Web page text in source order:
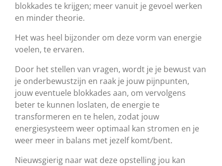
blokkades te krijgen; meer vanuit je gevoel werken
en minder theorie.
Het was heel bijzonder om deze vorm van energie
voelen, te ervaren.
Door het stellen van vragen, wordt je je bewust van
je onderbewustzijn en raak je jouw pijnpunten,
jouw eventuele blokkades aan, om vervolgens
beter te kunnen loslaten, de energie te
transformeren en te helen, zodat jouw
energiesysteem weer optimaal kan stromen en je
weer meer in balans met jezelf komt/bent.
Nieuwsgierig naar wat deze opstelling jou kan